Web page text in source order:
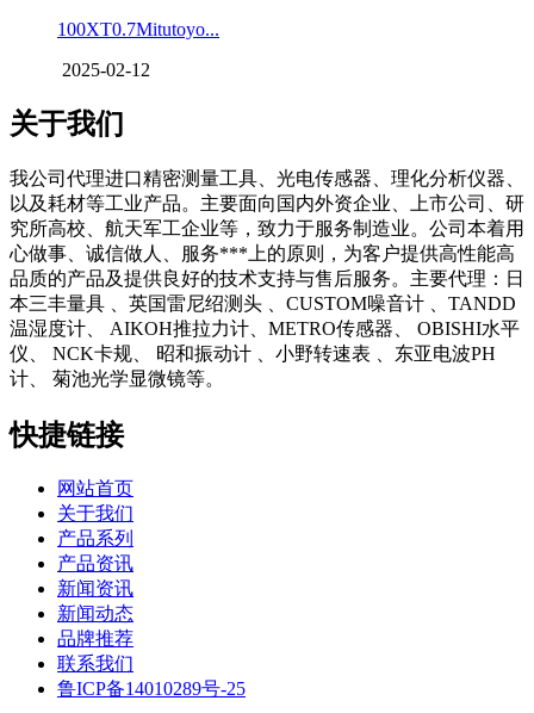
100XT0.7Mitutoyo...
2025-02-12
关于我们
我公司代理进口精密测量工具、光电传感器、理化分析仪器、
以及耗材等工业产品。主要面向国内外资企业、上市公司、研
究所高校、航天军工企业等，致力于服务制造业。公司本着用
心做事、诚信做人、服务***上的原则，为客户提供高性能高
品质的产品及提供良好的技术支持与售后服务。主要代理：日
本三丰量具 、英国雷尼绍测头 、CUSTOM噪音计 、TANDD
温湿度计、 AIKOH推拉力计、METRO传感器、 OBISHI水平
仪、 NCK卡规、 昭和振动计 、小野转速表 、东亚电波PH
计、 菊池光学显微镜等。
快捷链接
网站首页
关于我们
产品系列
产品资讯
新闻资讯
新闻动态
品牌推荐
联系我们
鲁ICP备14010289号-25